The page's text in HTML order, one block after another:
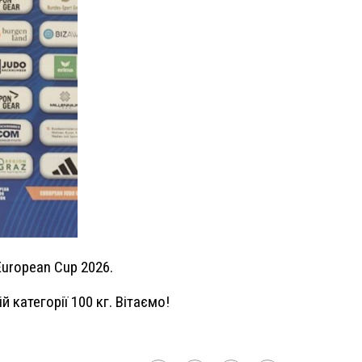
Cup 2026.
100 кг. Вітаємо!